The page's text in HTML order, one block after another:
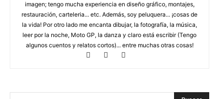
imagen; tengo mucha experiencia en diseño gráfico, montajes,
restauración, carteleria... etc. Además, soy peluquera... ¡cosas de
la vida! Por otro lado me encanta dibujar, la fotografía, la música,
leer por la noche, Moto GP, la danza y claro está escribir (Tengo
algunos cuentos y relatos cortos)... entre muchas otras cosas!